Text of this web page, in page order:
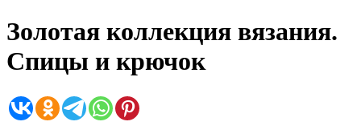
Золотая коллекция вязания.
Спицы и крючок